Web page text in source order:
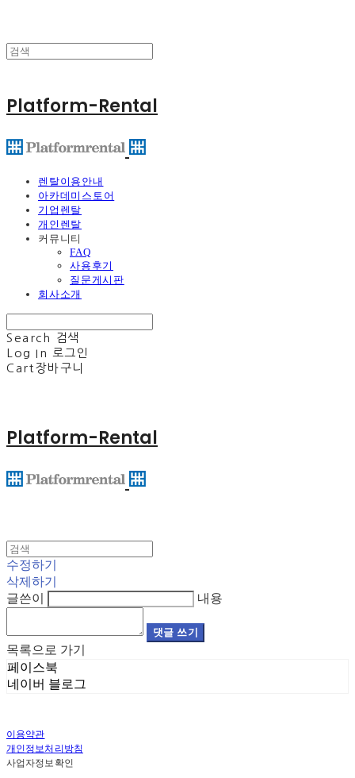
Platform-Rental
렌탈이용안내
아카데미스토어
기업렌탈
개인렌탈
커뮤니티
FAQ
사용후기
질문게시판
회사소개
Search
검색
Log In 로그인
Cart 장바구니
Platform-Rental
수정하기
삭제하기
글쓴이
내용
댓글 쓰기
목록으로 가기
페이스북
네이버 블로그
이용약관
개인정보처리방침
사업자정보확인